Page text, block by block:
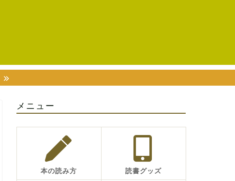
メニュー
本の読み方 読書グッズ